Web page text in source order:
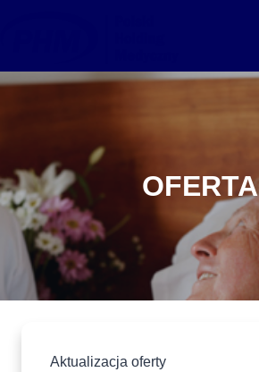
OFERTA
Aktualizacja oferty